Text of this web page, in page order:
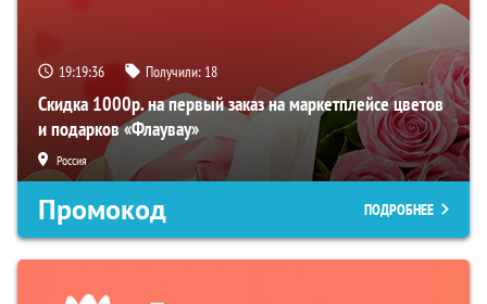
19:19:35 Получили: 18
Скидка 1000р. на первый заказ на маркетплейсе цветов
и подарков «Флаувау»
Россия
Промокод ПОДРОБНЕЕ